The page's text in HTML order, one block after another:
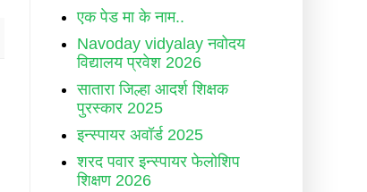
एक पेड मा के नाम..
Navoday vidyalay नवोदय
विद्यालय प्रवेश 2026
सातारा जिल्हा आदर्श शिक्षक
पुरस्कार 2025
इन्स्पायर अवॉर्ड 2025
शरद पवार इन्स्पायर फेलोशिप
शिक्षण 2026